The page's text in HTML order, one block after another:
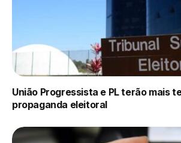
União Progressista e PL terão mais
propaganda eleitoral